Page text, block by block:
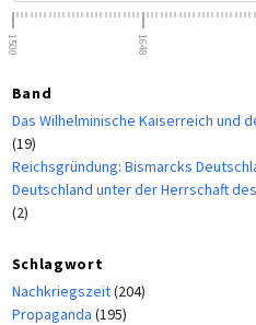
1500 1648
Band
Das Wilhelminische Kaiserreich und
(19)
Reichsgründung: Bismarcks
Deutschland unter der Herrschaft
(2)
Schlagwort
Nachkriegszeit(204)
Propaganda (195)